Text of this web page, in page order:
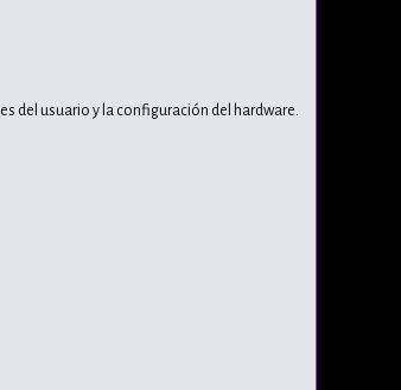
del usuario y la configuración del hardware.